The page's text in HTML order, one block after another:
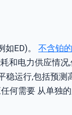
ED)。 不含铂
和电力供应情
稳运行,包括预测
何需要 从单独